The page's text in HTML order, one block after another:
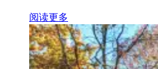
阅读更多